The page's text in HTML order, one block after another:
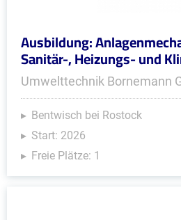
Ausbildung:
Sanitär-, Heizungs- und
Umwelttechnik Bornemann
Bentwisch bei Rostock
Start: 2026
Freie Plätze: 1